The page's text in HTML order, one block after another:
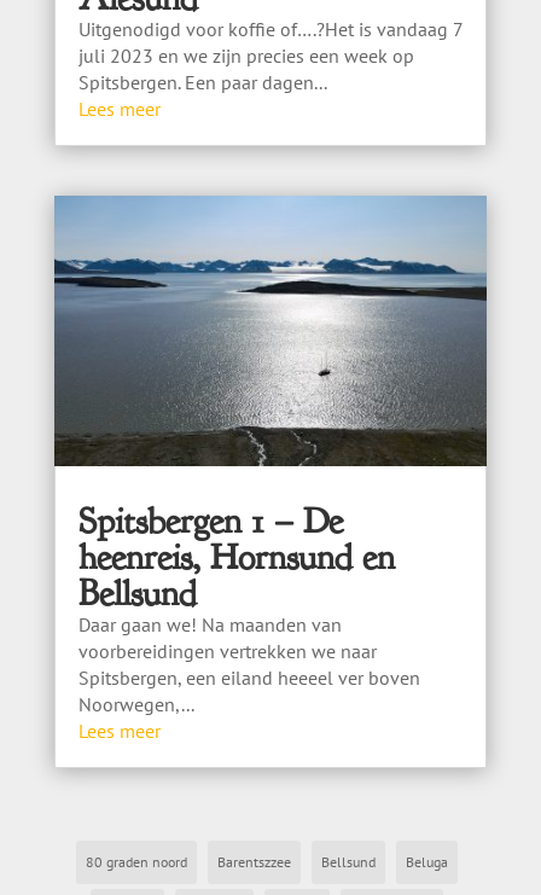
Uitgenodigd voor koffie of….?Het is vandaag 7
juli 2023 en we zijn precies een week op
Spitsbergen. Een paar dagen...
Lees meer
Spitsbergen 1 – De
heenreis, Hornsund en
Bellsund
Daar gaan we! Na maanden van
voorbereidingen vertrekken we naar
Spitsbergen, een eiland heeeel ver boven
Noorwegen,...
Lees meer
80 graden noord Barentszzee Bellsund Beluga